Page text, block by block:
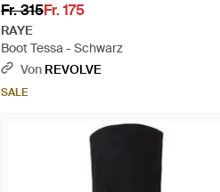
Fr. 315Fr. 175
RAYE
Boot Tessa - Schwarz
Von REVOLVE
SALE